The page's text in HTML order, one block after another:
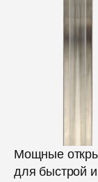
Мощные
для быстрой